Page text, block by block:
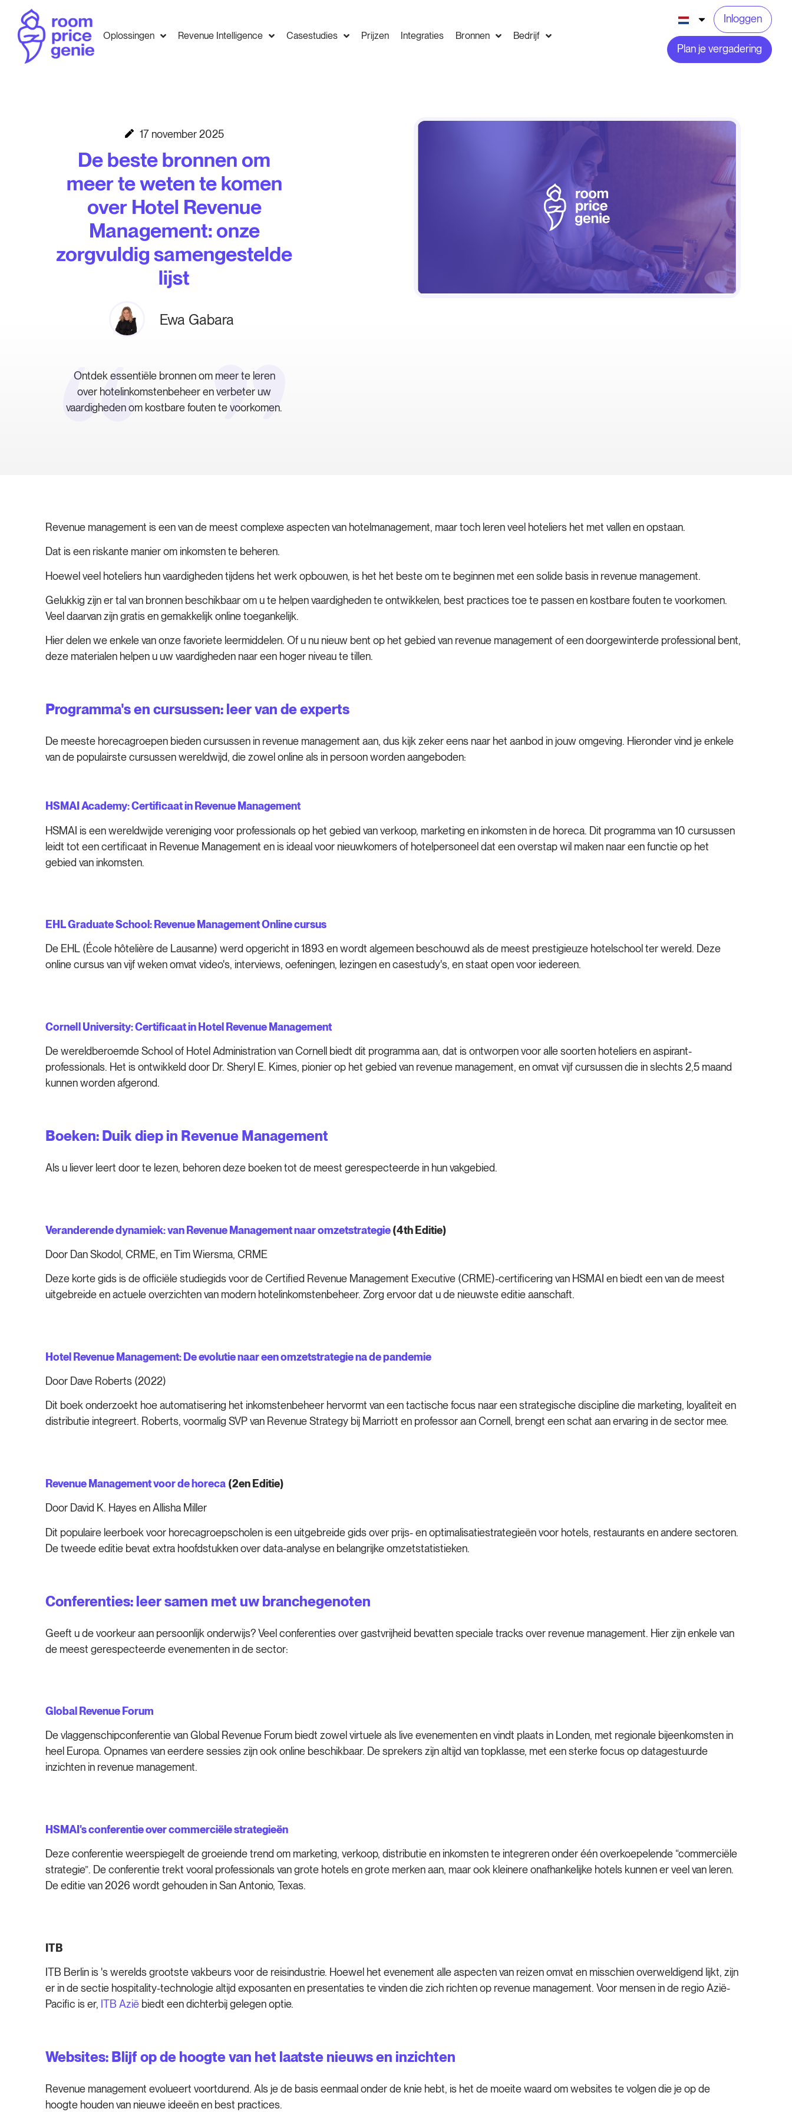
Oplossingen Revenue Intelligence Casestudies Prijzen Integraties Bronnen Bedrijf
Inloggen
Plan je vergadering
17 november 2025
De beste bronnen om
meer te weten te komen
over Hotel Revenue
Management: onze
zorgvuldig samengestelde
lijst
Ewa Gabara
Ontdek essentiële bronnen om meer te leren
over hotelinkomstenbeheer en verbeter uw
vaardigheden om kostbare fouten te voorkomen.
Revenue management is een van de meest complexe aspecten van hotelmanagement, maar toch leren veel hoteliers het met vallen en opstaan.
Dat is een riskante manier om inkomsten te beheren.
Hoewel veel hoteliers hun vaardigheden tijdens het werk opbouwen, is het het beste om te beginnen met een solide basis in revenue management.
Gelukkig zijn er tal van bronnen beschikbaar om u te helpen vaardigheden te ontwikkelen, best practices toe te passen en kostbare fouten te voorkomen.
Veel daarvan zijn gratis en gemakkelijk online toegankelijk.
Hier delen we enkele van onze favoriete leermiddelen. Of u nu nieuw bent op het gebied van revenue management of een doorgewinterde professional bent,
deze materialen helpen u uw vaardigheden naar een hoger niveau te tillen.
Programma's en cursussen: leer van de experts
De meeste horecagroepen bieden cursussen in revenue management aan, dus kijk zeker eens naar het aanbod in jouw omgeving. Hieronder vind je enkele
van de populairste cursussen wereldwijd, die zowel online als in persoon worden aangeboden:
HSMAI Academy: Certificaat in Revenue Management
HSMAI is een wereldwijde vereniging voor professionals op het gebied van verkoop, marketing en inkomsten in de horeca. Dit programma van 10 cursussen
leidt tot een certificaat in Revenue Management en is ideaal voor nieuwkomers of hotelpersoneel dat een overstap wil maken naar een functie op het
gebied van inkomsten.
EHL Graduate School: Revenue Management Online cursus
De EHL (École hôtelière de Lausanne) werd opgericht in 1893 en wordt algemeen beschouwd als de meest prestigieuze hotelschool ter wereld. Deze
online cursus van vijf weken omvat video's, interviews, oefeningen, lezingen en casestudy's, en staat open voor iedereen.
Cornell University: Certificaat in Hotel Revenue Management
De wereldberoemde School of Hotel Administration van Cornell biedt dit programma aan, dat is ontworpen voor alle soorten hoteliers en aspirant-
professionals. Het is ontwikkeld door Dr. Sheryl E. Kimes, pionier op het gebied van revenue management, en omvat vijf cursussen die in slechts 2,5 maand
kunnen worden afgerond.
Boeken: Duik diep in Revenue Management
Als u liever leert door te lezen, behoren deze boeken tot de meest gerespecteerde in hun vakgebied.
Veranderende dynamiek: van Revenue Management naar omzetstrategie(4thEditie)
Door Dan Skodol, CRME, en Tim Wiersma, CRME
Deze korte gids is de officiële studiegids voor de Certified Revenue Management Executive (CRME)-certificering van HSMAI en biedt een van de meest
uitgebreide en actuele overzichten van modern hotelinkomstenbeheer. Zorg ervoor dat u de nieuwste editie aanschaft.
Hotel Revenue Management: De evolutie naar een omzetstrategie na de pandemie
Door Dave Roberts (2022)
Dit boek onderzoekt hoe automatisering het inkomstenbeheer hervormt van een tactische focus naar een strategische discipline die marketing, loyaliteit en
distributie integreert. Roberts, voormalig SVP van Revenue Strategy bij Marriott en professor aan Cornell, brengt een schat aan ervaring in de sector mee.
Revenue Management voor de horeca (2enEditie)
Door David K. Hayes en Allisha Miller
Dit populaire leerboek voor horecagroepscholen is een uitgebreide gids over prijs- en optimalisatiestrategieën voor hotels, restaurants en andere sectoren.
De tweede editie bevat extra hoofdstukken over data-analyse en belangrijke omzetstatistieken.
Conferenties: leer samen met uw branchegenoten
Geeft u de voorkeur aan persoonlijk onderwijs? Veel conferenties over gastvrijheid bevatten speciale tracks over revenue management. Hier zijn enkele van
de meest gerespecteerde evenementen in de sector:
Global Revenue Forum
De vlaggenschipconferentie van Global Revenue Forum biedt zowel virtuele als live evenementen en vindt plaats in Londen, met regionale bijeenkomsten in
heel Europa. Opnames van eerdere sessies zijn ook online beschikbaar. De sprekers zijn altijd van topklasse, met een sterke focus op datagestuurde
inzichten in revenue management.
HSMAI's conferentie over commerciële strategieën
Deze conferentie weerspiegelt de groeiende trend om marketing, verkoop, distributie en inkomsten te integreren onder één overkoepelende “commerciële
strategie”. De conferentie trekt vooral professionals van grote hotels en grote merken aan, maar ook kleinere onafhankelijke hotels kunnen er veel van leren.
De editie van 2026 wordt gehouden in San Antonio, Texas.
ITB
ITB Berlin is 's werelds grootste vakbeurs voor de reisindustrie. Hoewel het evenement alle aspecten van reizen omvat en misschien overweldigend lijkt, zijn
er in de sectie hospitality-technologie altijd exposanten en presentaties te vinden die zich richten op revenue management. Voor mensen in de regio Azië-
Pacific is er, ITB Azië biedt een dichterbij gelegen optie.
Websites: Blijf op de hoogte van het laatste nieuws en inzichten
Revenue management evolueert voortdurend. Als je de basis eenmaal onder de knie hebt, is het de moeite waard om websites te volgen die je op de
hoogte houden van nieuwe ideeën en best practices.